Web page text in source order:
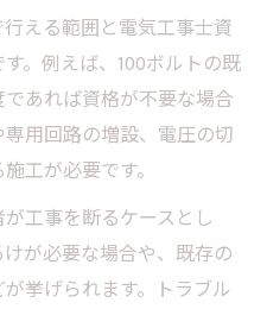
できるエアコン設置作
業と要資格工事の見極
気工事の判断基準
加する追加電気工事の
える範囲と電気工事士資
。例えば、100ボルトの既
あれば資格が不要な場合
用回路の増設、電圧の切
工が必要です。
工事を断るケースとし
が必要な場合や、既存の
挙げられます。トラブル